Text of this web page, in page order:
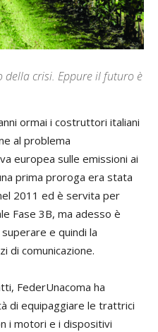
della crisi. Eppure il futuro è
ormai i costruttori italiani
al problema
europea sulle emissioni ai
prima proroga era stata
2011 ed è servita per
Fase 3B, ma adesso è
e quindi la
di comunicazione.
FederUnacoma ha
di equipaggiare le trattrici
i motori e i dispositivi